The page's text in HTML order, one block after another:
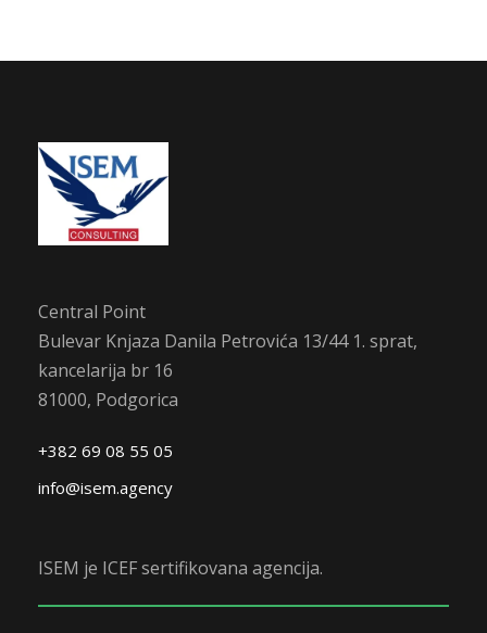
Central Point
Bulevar Knjaza Danila Petrovića 13/44 1. sprat,
kancelarija br 16
81000, Podgorica
+382 69 08 55 05
info@isem.agency
ISEM je ICEF sertifikovana agencija.